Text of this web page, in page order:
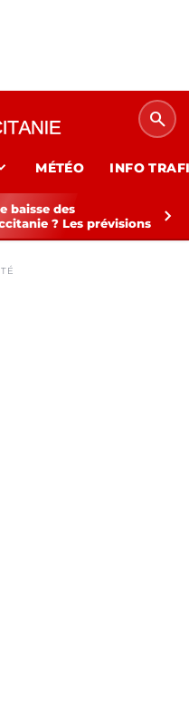
search
MÉTÉO INFO
baisse des
? Les prévisions
chevron_right